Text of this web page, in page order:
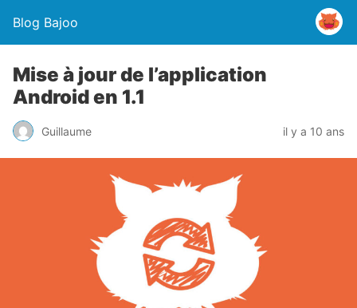
Blog Bajoo
Mise à jour de l’application
Android en 1.1
Guillaume il y a 10 ans